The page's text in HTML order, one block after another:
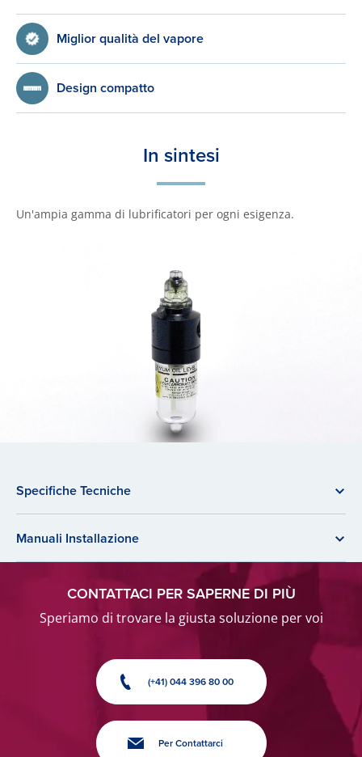
Miglior qualità del vapore
Design compatto
In sintesi
Un'ampia gamma di lubrificatori per ogni esigenza.
Specifiche Tecniche
Manuali Installazione
CONTATTACI PER SAPERNE DI PIÙ
Speriamo di trovare la giusta soluzione per voi
(+41) 044 396 80 00
Per Contattarci